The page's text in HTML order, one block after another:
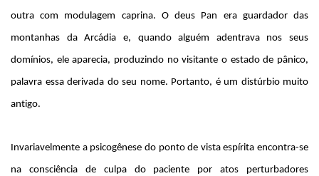
outra com modulagem caprina. O deus Pan era guardador das
montanhas da Arcádia e, quando alguém adentrava nos seus
domínios, ele aparecia, produzindo no visitante o estado de pânico,
palavra essa derivada do seu nome. Portanto, é um distúrbio muito
antigo.
Invariavelmente a psicogênese do ponto de vista espírita encontra-se
na consciência de culpa do paciente por atos perturbadores